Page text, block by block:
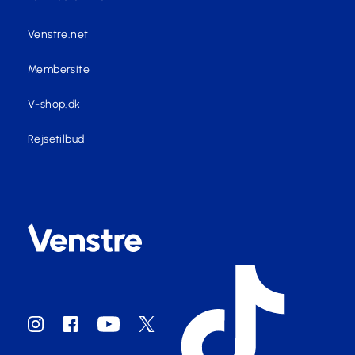
Venstre.net
Membersite
V-shop.dk
Rejsetilbud